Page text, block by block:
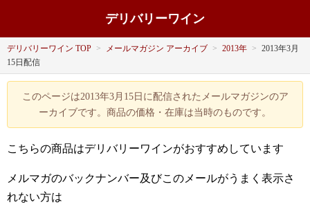
デリバリーワイン
デリバリーワイン TOP > メールマガジン アーカイブ > 2013年 > 2013年3月
15日配信
このページは2013年3月15日に配信されたメールマガジンのア
ーカイブです。商品の価格・在庫は当時のものです。
こちらの商品はデリバリーワインがおすすめしています
メルマガのバックナンバー及びこのメールがうまく表示さ
れない方は